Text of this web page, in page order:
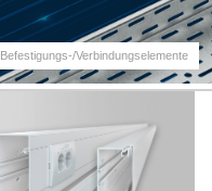
Befestigungs-/Verbindungselemente